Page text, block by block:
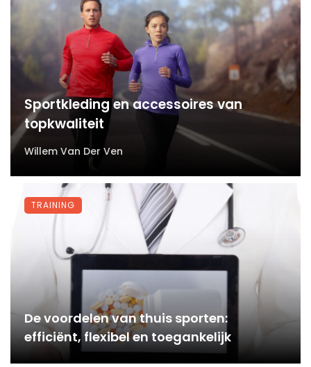
Sportkleding en accessoires van
topkwaliteit
Willem Van Der Ven
De voordelen van thuis sporten:
efficiënt, flexibel en toegankelijk
TRAINING